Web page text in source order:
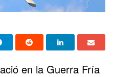
en la Guerra Fría